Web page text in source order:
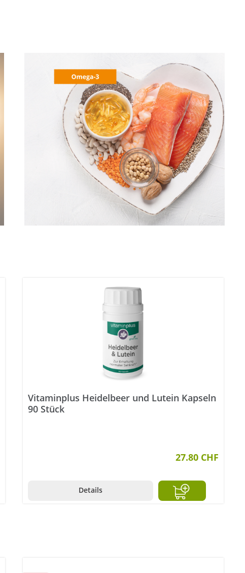
Vitaminplus Heidelbeer und Lutein Kapseln
90 Stück
27.80 CHF
Details